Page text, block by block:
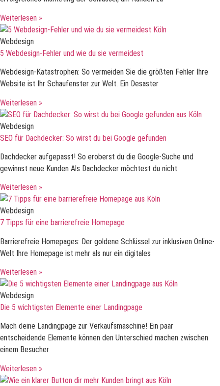
Weiterlesen »
Webdesign
5 Webdesign-Fehler und wie du sie vermeidest
Webdesign-Katastrophen: So vermeiden Sie die größten Fehler Ihre
Website ist Ihr Schaufenster zur Welt. Ein Desaster
Weiterlesen »
Webdesign
SEO für Dachdecker: So wirst du bei Google gefunden
Dachdecker aufgepasst! So eroberst du die Google-Suche und
gewinnst neue Kunden Als Dachdecker möchtest du nicht
Weiterlesen »
Webdesign
7 Tipps für eine barrierefreie Homepage
Barrierefreie Homepages: Der goldene Schlüssel zur inklusiven Online-
Welt Ihre Homepage ist mehr als nur ein digitales
Weiterlesen »
Webdesign
Die 5 wichtigsten Elemente einer Landingpage
Mach deine Landingpage zur Verkaufsmaschine! Ein paar
entscheidende Elemente können den Unterschied machen zwischen
einem Besucher
Weiterlesen »